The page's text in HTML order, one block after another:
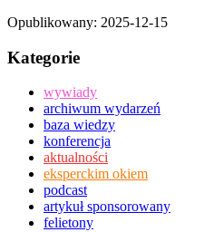
Opublikowany: 2025-12-15
Kategorie
wywiady
archiwum wydarzeń
baza wiedzy
konferencja
aktualności
eksperckim okiem
podcast
artykuł sponsorowany
felietony